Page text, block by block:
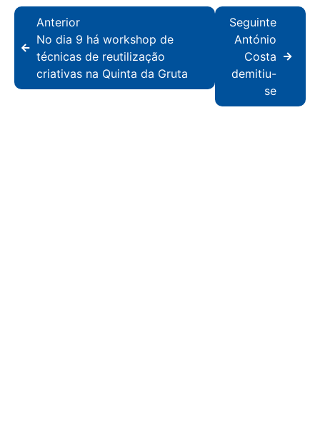
Anterior
No dia 9 há workshop de
técnicas de reutilização
criativas na Quinta da Gruta
Seguinte
António
Costa
demitiu-
se